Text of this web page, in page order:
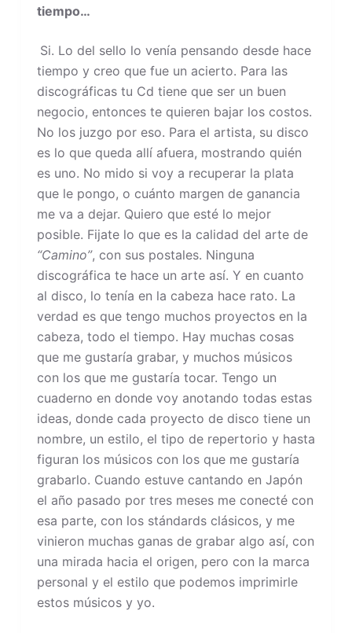
tiempo…
Si. Lo del sello lo venía pensando desde hace
tiempo y creo que fue un acierto. Para las
discográficas tu Cd tiene que ser un buen
negocio, entonces te quieren bajar los costos.
No los juzgo por eso. Para el artista, su disco
es lo que queda allí afuera, mostrando quién
es uno. No mido si voy a recuperar la plata
que le pongo, o cuánto margen de ganancia
me va a dejar. Quiero que esté lo mejor
posible. Fijate lo que es la calidad del arte de
“Camino”, con sus postales. Ninguna
discográfica te hace un arte así. Y en cuanto
al disco, lo tenía en la cabeza hace rato. La
verdad es que tengo muchos proyectos en la
cabeza, todo el tiempo. Hay muchas cosas
que me gustaría grabar, y muchos músicos
con los que me gustaría tocar. Tengo un
cuaderno en donde voy anotando todas estas
ideas, donde cada proyecto de disco tiene un
nombre, un estilo, el tipo de repertorio y hasta
figuran los músicos con los que me gustaría
grabarlo. Cuando estuve cantando en Japón
el año pasado por tres meses me conecté con
esa parte, con los stándards clásicos, y me
vinieron muchas ganas de grabar algo así, con
una mirada hacia el origen, pero con la marca
personal y el estilo que podemos imprimirle
estos músicos y yo.